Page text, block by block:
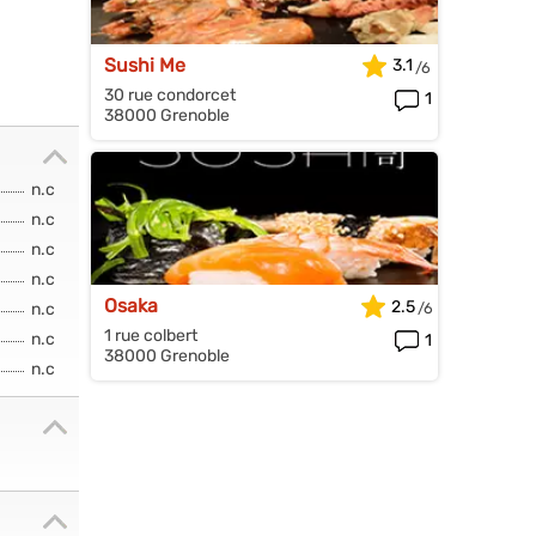
n.c
n.c
n.c
n.c
n.c
n.c
n.c
Sushi Me
30 rue condorcet
38000 Grenoble
3.1
1
Osaka
1 rue colbert
38000 Grenoble
2.5
1